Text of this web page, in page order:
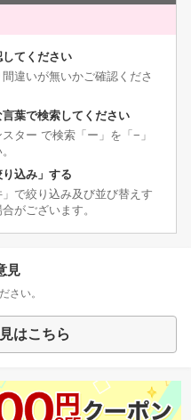
てください
違いが無いかご確認くださ
葉で検索してください
ー で検索「ー」を「−」
込み」する
で絞り込み及び並び替えす
がございます。
見
さい。
はこちら